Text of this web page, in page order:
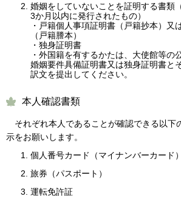
婚姻をしていないことを証明する書類
3か月以内に発行されたもの）
・戸籍個人事項証明書（戸籍抄本）又
（戸籍謄本）
・独身証明書
・外国籍を有するかたは、大使館等の
婚姻要件具備証明書又は独身証明書と
訳文を提出してください。
本人確認書類
それぞれ本人であることが確認できる以下
示をお願いします。
個人番号カード（マイナンバーカード）
旅券（パスポート）
運転免許証